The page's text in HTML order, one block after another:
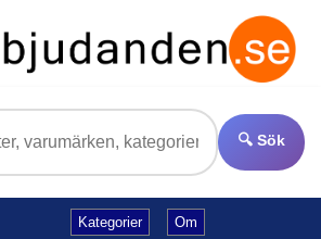
🔍 Sök
Kategorier Om